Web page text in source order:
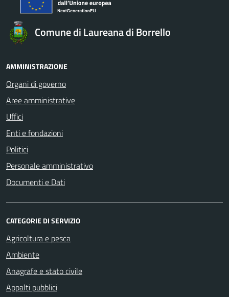
Comune di Laureana di Borrello
AMMINISTRAZIONE
Organi di governo
Aree amministrative
Uffici
Enti e fondazioni
Politici
Personale amministrativo
Documenti e Dati
CATEGORIE DI SERVIZIO
Agricoltura e pesca
Ambiente
Anagrafe e stato civile
Appalti pubblici